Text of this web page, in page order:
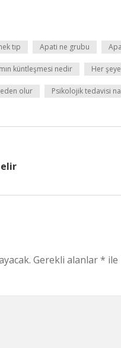
tıp Apati ne grubu
küntleşmesi nedir Her
olur Psikolojik tedavisi
Gerekli alanlar*